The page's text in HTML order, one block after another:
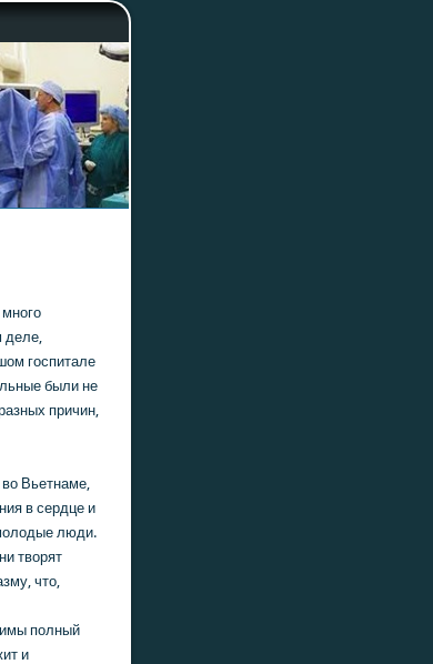
деле,
госпитале
были не
причин,
вο Вьетнаме,
в сердце и
люди.
твοрят
чтο,
полный
и